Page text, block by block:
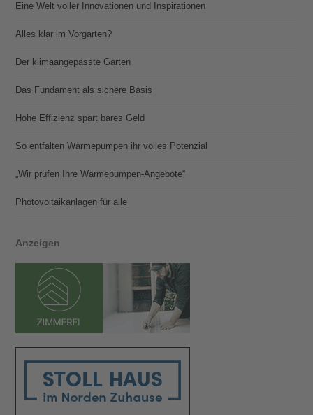
Eine Welt voller Innovationen und Inspirationen
Alles klar im Vorgarten?
Der klimaangepasste Garten
Das Fundament als sichere Basis
Hohe Effizienz spart bares Geld
So entfalten Wärmepumpen ihr volles Potenzial
„Wir prüfen Ihre Wärmepumpen-Angebote“
Photovoltaik­­anlagen für alle
Anzeigen